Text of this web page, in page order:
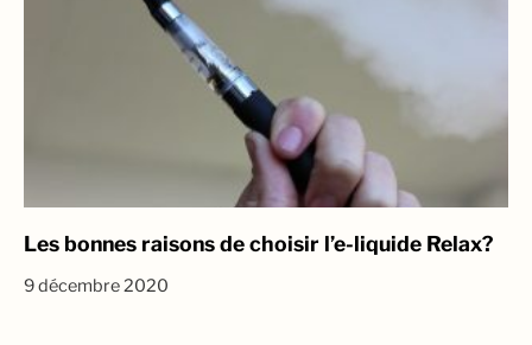
Les bonnes raisons de choisir l’e-liquide Relax?
9 décembre 2020